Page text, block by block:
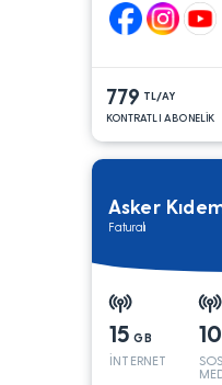
779 TL/AY
KONTRATLI ABONELİK
Asker
Faturalı
15 GB
İNTERNET
10